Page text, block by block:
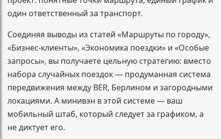
один ответственный за транспорт.
Соединяя выводы из статей «Маршруты по городу»,
«Бизнес-клиенты», «Экономика поездки» и «Особые
запросы», вы получаете цельную стратегию: вместо
набора случайных поездок — продуманная система
передвижения между BER, Берлином и загородными
локациями. А минивэн в этой системе — ваш
мобильный штаб, который следует за графиком, а
не диктует его.